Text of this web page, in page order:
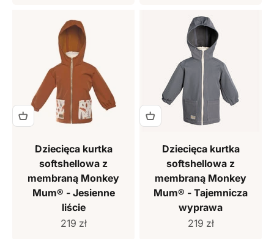
Dziecięca kurtka
softshellowa z
membraną Monkey
Mum® - Jesienne
liście
Cena sprzedaży
219 zł
Dziecięca kurtka
softshellowa z
membraną Monkey
Mum® - Tajemnicza
wyprawa
Cena sprzedaży
219 zł